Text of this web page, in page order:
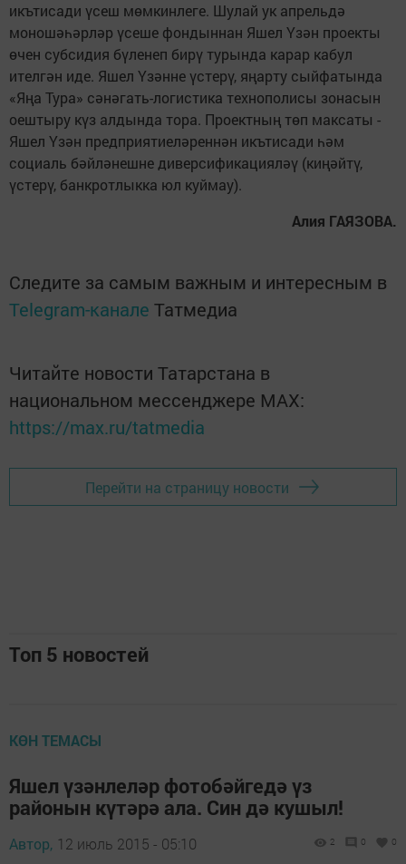
икътисади үсеш мөмкинлеге. Шулай ук апрельдә
моношәһәрләр үсеше фондыннан Яшел Үзән проекты
өчен субсидия бүленеп бирү турында карар кабул
ителгән иде. Яшел Үзәнне үстерү, яңарту сыйфатында
«Яңа Тура» сәнәгать-логис­тика технополисы зонасын
оештыру күз алдында тора. Проектның төп максаты -
Яшел Үзән предприятие­ләреннән икътисади һәм
социаль бәйләнешне диверсификацияләү (киңәйтү,
үстерү, банкротлыкка юл куймау).
Алия ГАЯЗОВА.
Следите за самым важным и интересным в
Telegram-канале Татмедиа
Читайте новости Татарстана в
национальном мессенджере MАХ:
https://max.ru/tatmedia
Перейти на страницу новости
Топ 5 новостей
КӨН ТЕМАСЫ
Яшел үзәнлеләр фотобәйгедә үз
районын күтәрә ала. Син дә кушыл!
Автор, 12 июль 2015 - 05:10 2 0 0